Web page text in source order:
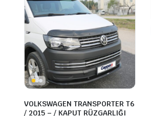
VOLKSWAGEN TRANSPORTER T6
/ 2015 – / KAPUT RÜZGARLIĞI